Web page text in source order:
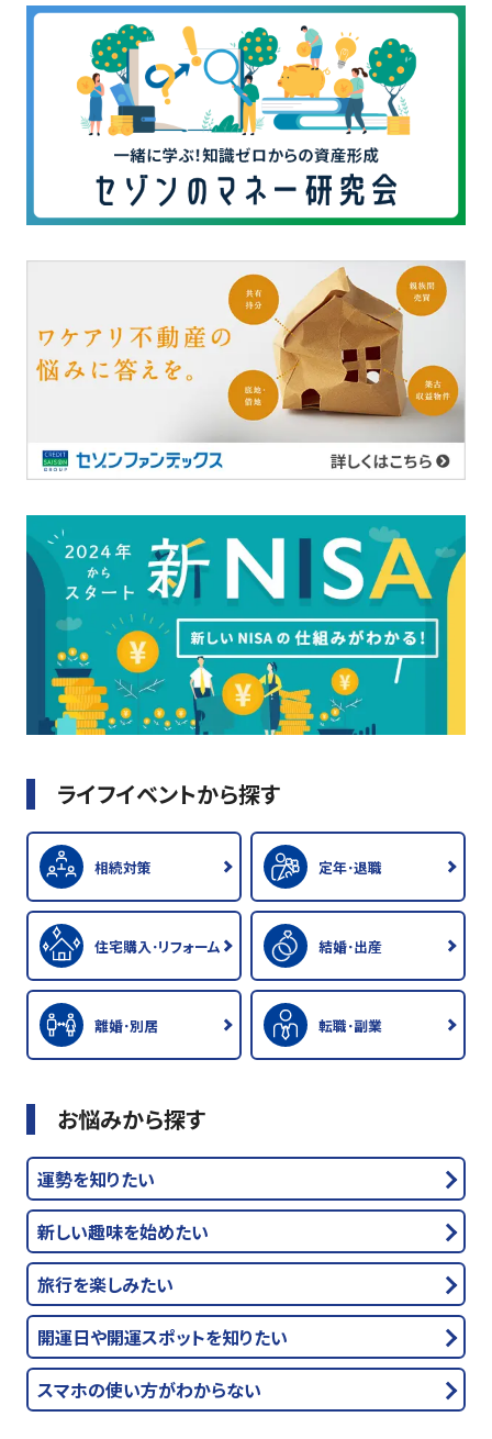
ライフイベントから探す
相続対策 定年･退職
住宅購入･リフォーム 結婚･出産
離婚･別居 転職･副業
お悩みから探す
運勢を知りたい
新しい趣味を始めたい
旅行を楽しみたい
開運日や開運スポットを知りたい
スマホの使い方がわからない